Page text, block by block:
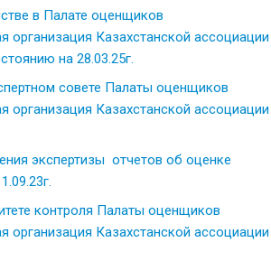
в Палате оценщиков
организация Казахстанской ассоциации
на 28.03.25г.
совете Палаты оценщиков
организация Казахстанской ассоциации
экспертизы отчетов об оценке
.09.23г.
контроля Палаты оценщиков
организация Казахстанской ассоциации